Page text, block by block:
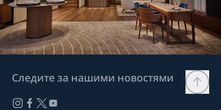
Следите за нашими новостями